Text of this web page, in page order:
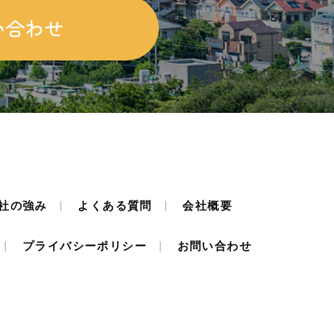
合わせ
の強み よくある質問 会社概要
プライバシーポリシー お問い合わせ